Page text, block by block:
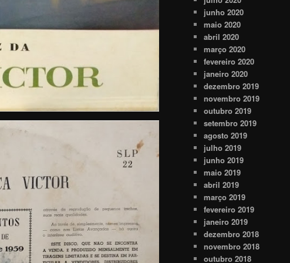
junho 2020
maio 2020
abril 2020
março 2020
fevereiro 2020
janeiro 2020
dezembro 2019
novembro 2019
outubro 2019
setembro 2019
agosto 2019
julho 2019
junho 2019
maio 2019
abril 2019
março 2019
fevereiro 2019
janeiro 2019
dezembro 2018
novembro 2018
outubro 2018